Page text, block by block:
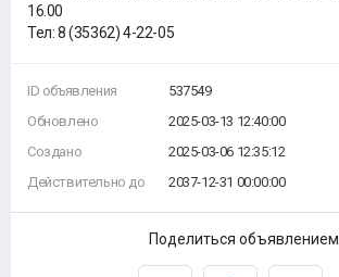
16.00
Тел: 8 (35362) 4-22-05
ID объявления
Обновлено
Создано
Действительно до
537549
2025-03-13 12:40:00
2025-03-06 12:35:12
2037-12-31 00:00:00
Поделиться объявлением